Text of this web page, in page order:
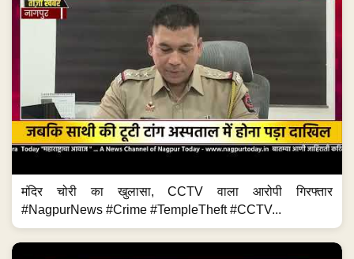
मंदिर चोरी का खुलासा, CCTV वाला आरोपी गिरफ्तार
#NagpurNews #Crime #TempleTheft #CCTV...